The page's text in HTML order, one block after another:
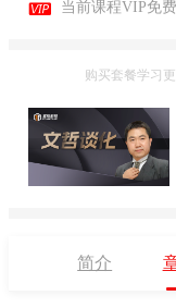
 当前课程VIP免
购买套餐学习
简介